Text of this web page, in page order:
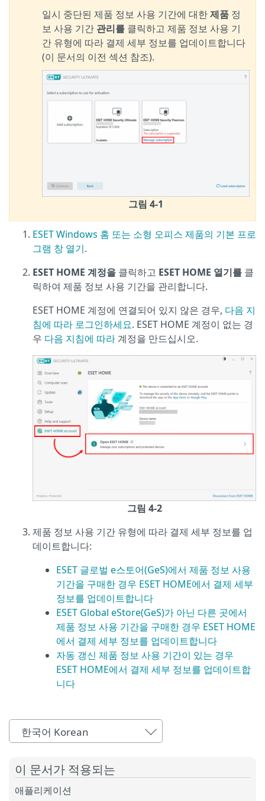
일시 중단된 제품 정보 사용 기간에 대한제품 정
보 사용 기간 관리를 클릭하고 제품 정보 사용 기
간 유형에 따라 결제 세부 정보를 업데이트합니다
(이 문서의 이전 섹션 참조).
그림 4-1
ESET Windows 홈 또는 소형 오피스 제품의 기본 프로
그램 창 열기.
ESET HOME 계정을 클릭하고 ESET HOME 열기를 클
릭하여 제품 정보 사용 기간을 관리합니다.
ESET HOME 계정에 연결되어 있지 않은 경우, 다음 지
침에 따라 로그인하세요. ESET HOME 계정이 없는 경
우 다음 지침에 따라 계정을 만드십시오.
그림 4-2
제품 정보 사용 기간 유형에 따라 결제 세부 정보를 업
데이트합니다:
ESET 글로벌 e스토어(GeS)에서 제품 정보 사용
기간을 구매한 경우 ESET HOME에서 결제 세부
정보를 업데이트합니다
ESET Global eStore(GeS)가 아닌 다른 곳에서
제품 정보 사용 기간을 구매한 경우 ESET HOME
에서 결제 세부 정보를 업데이트합니다
자동 갱신 제품 정보 사용 기간이 있는 경우
ESET HOME에서 결제 세부 정보를 업데이트합
니다
한국어 Korean
이 문서가 적용되는
애플리케이션